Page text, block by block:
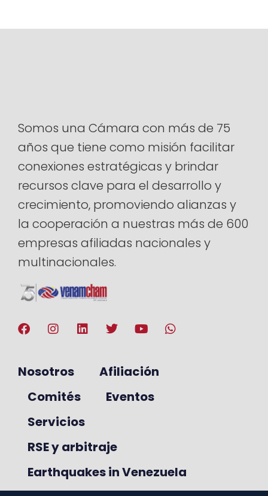
Somos una Cámara con más de 75
años que tiene como misión facilitar
conexiones estratégicas y brindar
recursos clave para el desarrollo y
crecimiento, promoviendo alianzas y
la cooperación a nuestras más de 600
empresas afiliadas nacionales y
multinacionales.
Nosotros
Afiliación
Comités
Eventos
Servicios
RSE y arbitraje
Earthquakes in Venezuela